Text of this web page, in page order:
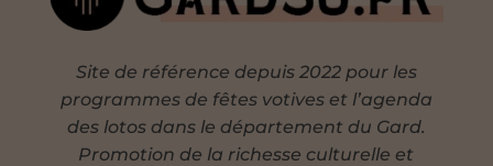
Site de référence depuis 2022 pour les
programmes de fêtes votives et l’agenda
des lotos dans le département du Gard.
Promotion de la richesse culturelle et